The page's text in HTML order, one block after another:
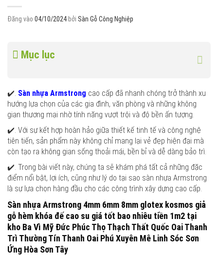
Đăng vào 04/10/2024 bởi Sàn Gỗ Công Nghiệp
Mục lục
✔️. Sàn nhựa Armstrong cao cấp đã nhanh chóng trở thành xu
hướng lựa chọn của các gia đình, văn phòng và những không
gian thương mại nhờ tính năng vượt trội và độ bền ấn tượng.
✔️. Với sự kết hợp hoàn hảo giữa thiết kế tinh tế và công nghệ
tiên tiến, sản phẩm này không chỉ mang lại vẻ đẹp hiện đại mà
còn tạo ra không gian sống thoải mái, bền bỉ và dễ dàng bảo trì.
✔️. Trong bài viết này, chúng ta sẽ khám phá tất cả những đặc
điểm nổi bật, lợi ích, cũng như lý do tại sao sàn nhựa Armstrong
là sự lựa chọn hàng đầu cho các công trình xây dựng cao cấp.
Sàn nhựa Armstrong 4mm 6mm 8mm glotex kosmos giả
gỗ hèm khóa đế cao su giá tốt bao nhiêu tiền 1m2 tại
kho Ba Vì Mỹ Đức Phúc Thọ Thạch Thất Quốc Oai Thanh
Trì Thường Tín Thanh Oai Phú Xuyên Mê Linh Sóc Sơn
Ứng Hòa Sơn Tây